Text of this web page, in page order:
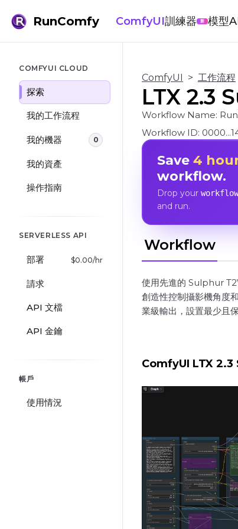
RunComfy ComfyUI訓練器 新 模型
COMFYUI CLOUD
探索
我的工作流程
我的機器 0
我的資產
操作指南
SERVERLESS API
部署 $0.00/hr
請求
API 文檔
API 金鑰
帳戶
使用情況
ComfyUI > 工作流程
LTX 2.3
Workflow Name:
Workflow ID:
Save 4
workflow.
Drop your
and run.
Workflow
使用先進的 Sulphur
創造性控制攝影機角度
業級輸出，設置最少且
ComfyUI LTX